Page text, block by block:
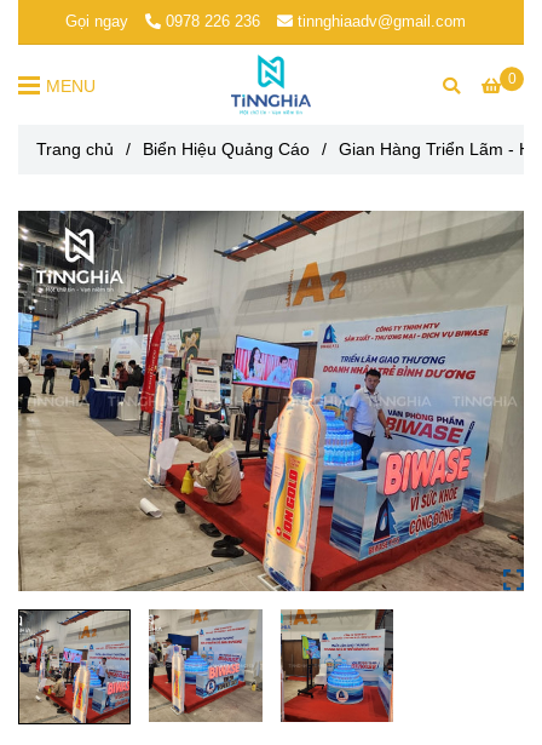
Gọi ngay 0978 226 236 tinnghiaadv@gmail.com
0
MENU
Trang chủ / Biển Hiệu Quảng Cáo / Gian Hàng Triển Lãm -